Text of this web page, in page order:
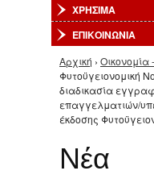
ΧΡΗΣΙΜΑ
ΕΠΙΚΟΙΝΩΝΙΑ
Είστε εδώ
Αρχική › Οικονομία
Φυτοϋγειονομική
διαδικασία
επαγγελματιών/
έκδοσης
Νέα